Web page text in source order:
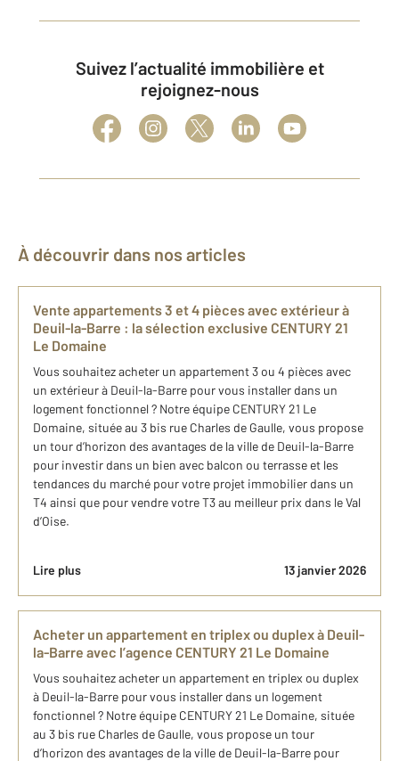
Suivez l’actualité immobilière et
rejoignez-nous
À découvrir dans nos articles
Vente appartements 3 et 4 pièces avec extérieur à
Deuil-la-Barre : la sélection exclusive CENTURY 21
Le Domaine
Vous souhaitez acheter un appartement 3 ou 4 pièces avec
un extérieur à Deuil-la-Barre pour vous installer dans un
logement fonctionnel ? Notre équipe CENTURY 21 Le
Domaine, située au 3 bis rue Charles de Gaulle, vous propose
un tour d’horizon des avantages de la ville de Deuil-la-Barre
pour investir dans un bien avec balcon ou terrasse et les
tendances du marché pour votre projet immobilier dans un
T4 ainsi que pour vendre votre T3 au meilleur prix dans le Val
d’Oise.
Lire plus 13 janvier 2026
Acheter un appartement en triplex ou duplex à Deuil-
la-Barre avec l’agence CENTURY 21 Le Domaine
Vous souhaitez acheter un appartement en triplex ou duplex
à Deuil-la-Barre pour vous installer dans un logement
fonctionnel ? Notre équipe CENTURY 21 Le Domaine, située
au 3 bis rue Charles de Gaulle, vous propose un tour
d’horizon des avantages de la ville de Deuil-la-Barre pour